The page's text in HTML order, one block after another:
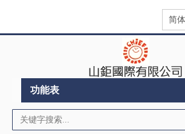
简
功能表